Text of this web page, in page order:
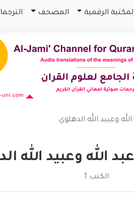
الرقمية المصحف
وعبيد الله الدهلوي
الله وعبيد الله
الكتب 1